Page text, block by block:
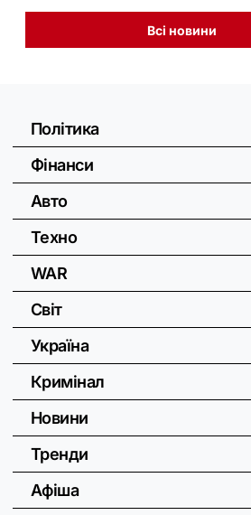
Всі новини
Політика
Фінанси
Авто
Техно
WAR
Світ
Україна
Кримінал
Новини
Тренди
Афіша